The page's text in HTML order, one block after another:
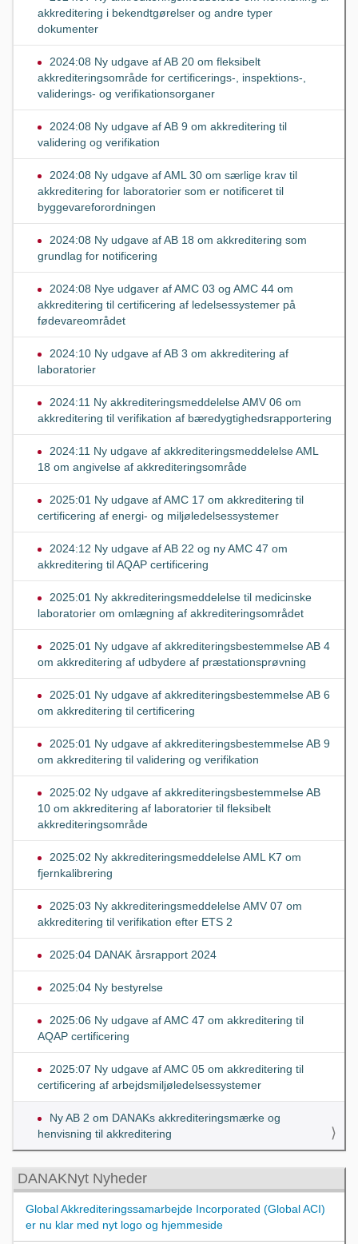
akkreditering i bekendtgørelser og andre typer
dokumenter
2024:08 Ny udgave af AB 20 om fleksibelt
akkrediteringsområde for certificerings-, inspektions-,
validerings- og verifikationsorganer
2024:08 Ny udgave af AB 9 om akkreditering til
validering og verifikation
2024:08 Ny udgave af AML 30 om særlige krav til
akkreditering for laboratorier som er notificeret til
byggevareforordningen
2024:08 Ny udgave af AB 18 om akkreditering som
grundlag for notificering
2024:08 Nye udgaver af AMC 03 og AMC 44 om
akkreditering til certificering af ledelsessystemer på
fødevareområdet
2024:10 Ny udgave af AB 3 om akkreditering af
laboratorier
2024:11 Ny akkrediteringsmeddelelse AMV 06 om
akkreditering til verifikation af bæredygtighedsrapportering
2024:11 Ny udgave af akkrediteringsmeddelelse AML
18 om angivelse af akkrediteringsområde
2025:01 Ny udgave af AMC 17 om akkreditering til
certificering af energi- og miljøledelsessystemer
2024:12 Ny udgave af AB 22 og ny AMC 47 om
akkreditering til AQAP certificering
2025:01 Ny akkrediteringsmeddelelse til medicinske
laboratorier om omlægning af akkrediteringsområdet
2025:01 Ny udgave af akkrediteringsbestemmelse AB 4
om akkreditering af udbydere af præstationsprøvning
2025:01 Ny udgave af akkrediteringsbestemmelse AB 6
om akkreditering til certificering
2025:01 Ny udgave af akkrediteringsbestemmelse AB 9
om akkreditering til validering og verifikation
2025:02 Ny udgave af akkrediteringsbestemmelse AB
10 om akkreditering af laboratorier til fleksibelt
akkrediteringsområde
2025:02 Ny akkrediteringsmeddelelse AML K7 om
fjernkalibrering
2025:03 Ny akkrediteringsmeddelelse AMV 07 om
akkreditering til verifikation efter ETS 2
2025:04 DANAK årsrapport 2024
2025:04 Ny bestyrelse
2025:06 Ny udgave af AMC 47 om akkreditering til
AQAP certificering
2025:07 Ny udgave af AMC 05 om akkreditering til
certificering af arbejdsmiljøledelsessystemer
Ny AB 2 om DANAKs akkrediteringsmærke og
henvisning til akkreditering
DANAKNyt Nyheder
Global Akkrediteringssamarbejde Incorporated (Global ACI)
er nu klar med nyt logo og hjemmeside